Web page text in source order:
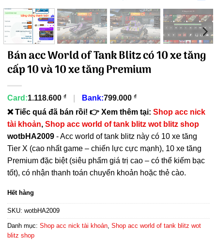
Bán acc World of Tank Blitz có 10 xe tăng
cấp 10 và 10 xe tăng Premium
Card:1.118.600 ₫ Bank:799.000 ₫
❌ Tiếc quá đã bán rồi! 👉 Xem thêm tại: Shop acc nick
tài khoản, Shop acc world of tank blitz wot blitz shop
wotbHA2009 - Acc world of tank blitz này có 10 xe tăng
Tier X (cao nhất game – chiến lực cực mạnh), 10 xe tăng
Premium đặc biệt (siêu phẩm giá trị cao – có thể kiếm bạc
tốt), có nhận thanh toán chuyển khoản hoặc thẻ cào.
Hết hàng
SKU: wotbHA2009
Danh mục: Shop acc nick tài khoản Shop acc world of tank blitz wot
blitz shop